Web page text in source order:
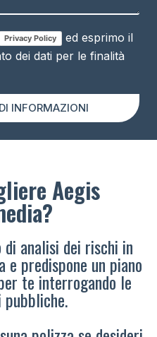
Privacy Policy
ed esprimo il
dei dati per le finalità
INFORMAZIONI
Aegis
analisi dei rischi in
e predispone un piano
te interrogando le